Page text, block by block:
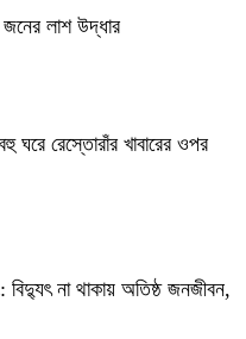
লাশ উদ্ধার
ঘরে রেস্তোরাঁর খাবারের ওপর
বিদ্যুৎ না থাকায় অতিষ্ঠ জনজীবন,